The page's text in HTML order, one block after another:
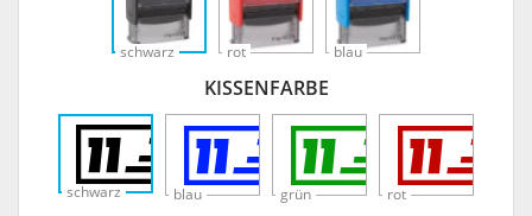
schwarz rot blau
KISSENFARBE
schwarz blau grün rot